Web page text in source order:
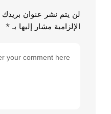
لن يتم نشر عنوان بريدك
الإلزامية مشار إليها بـ*